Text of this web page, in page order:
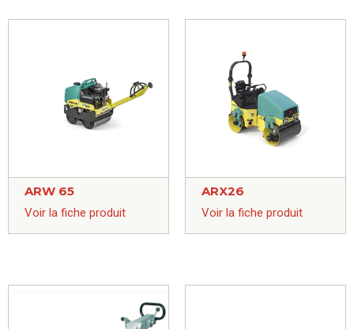
ARW 65
Voir la fiche produit
ARX26
Voir la fiche produit